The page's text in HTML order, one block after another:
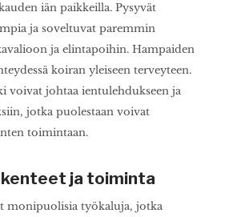
iän paikkeilla. Pysyvät
ja soveltuvat paremmin
ja elintapoihin. Hampaiden
koiran yleiseen terveyteen.
voivat johtaa ientulehdukseen ja
jotka puolestaan voivat
toimintaan.
ja toiminta
monipuolisia työkaluja, jotka